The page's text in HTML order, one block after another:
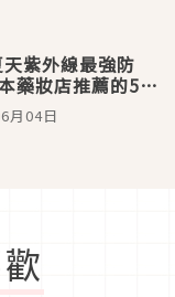
紫外線最強防
藥妝店推薦的5款
曬產品！
月04日